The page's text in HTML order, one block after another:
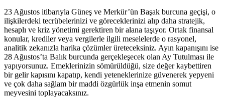
23 Ağustos itibarıyla Güneş ve Merkür’ün Başak burcuna geçişi, o
ilişkilerdeki tecrübelerinizi ve göreceklerinizi alıp daha stratejik,
hesaplı ve kriz yönetimi gerektiren bir alana taşıyor. Ortak finansal
konular, krediler veya vergilerle ilgili meselelerde o rasyonel,
analitik zekanızla harika çözümler üreteceksiniz. Ayın kapanışını ise
28 Ağustos’ta Balık burcunda gerçekleşecek olan Ay Tutulması ile
yapıyorsunuz. Emeklerinizin sömürüldüğü, size değer kaybettiren
bir gelir kapısını kapatıp, kendi yeteneklerinize güvenerek yepyeni
ve çok daha sağlam bir maddi özgürlük inşa etmenin somut
meyvesini toplayacaksınız.